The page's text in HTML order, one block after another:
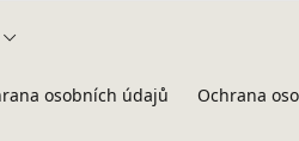
osobních údajů Ochrana